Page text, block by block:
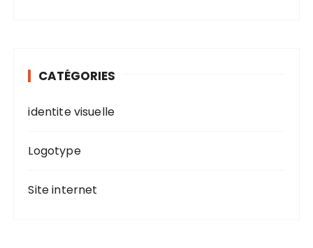
CATÉGORIES
identite visuelle
Logotype
Site internet